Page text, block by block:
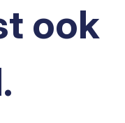
ook